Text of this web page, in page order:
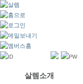
살렘소개